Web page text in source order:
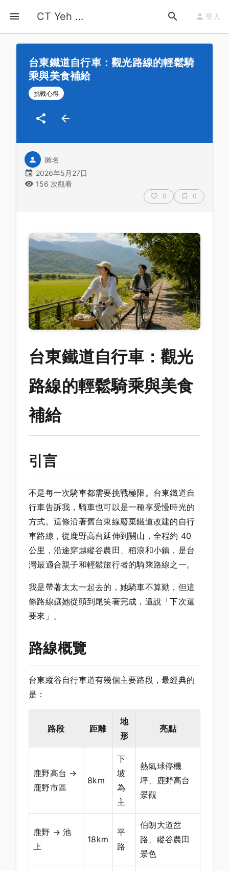
CT Yeh 公路車基地 登入
首頁 運動知識
台東鐵道自行車：觀光路線的輕鬆騎
乘與美食補給
挑戰心得
匿名
2026年5月27日
156 次觀看
0 0
台東鐵道自行車：觀光
路線的輕鬆騎乘與美食
補給
引言
不是每一次騎車都需要挑戰極限。台東鐵道自
行車告訴我，騎車也可以是一種享受慢時光的
方式。這條沿著舊台東線廢棄鐵道改建的自行
車路線，從鹿野高台延伸到關山，全程約 40
公里，沿途穿越縱谷農田、稻浪和小鎮，是台
灣最適合親子和輕鬆旅行者的騎乘路線之一。
我是帶著太太一起去的，她騎車不算勤，但這
條路線讓她從頭到尾笑著完成，還說「下次還
要來」。
路線概覽
台東縱谷自行車道有幾個主要路段，最經典的
是：
路段 距離
地
形
亮點
鹿野高台 →
鹿野市區
8km
下
坡
為
主
熱氣球停機
坪、鹿野高台
景觀
鹿野 → 池
上
18km
平
路
伯朗大道岔
路、縱谷農田
景色